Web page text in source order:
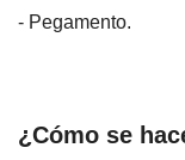
- Pegamento.
¿Cómo se